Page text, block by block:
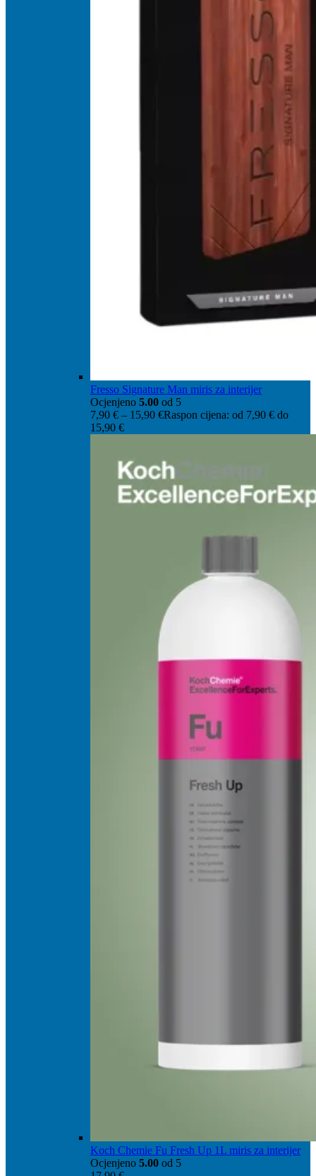
Fresso Signature Man miris za interijer
Ocjenjeno 5.00 od 5
7,90 € – 15,90 €Raspon cijena: od 7,90 € do
15,90 €
Koch Chemie Fu Fresh Up 1L miris za interijer
Ocjenjeno 5.00 od 5